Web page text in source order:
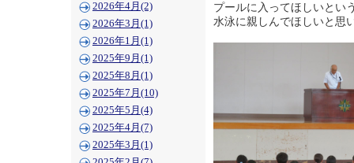
2026年4月(2)
2026年3月(1)
2026年1月(1)
2025年9月(1)
2025年8月(1)
2025年7月(10)
2025年5月(4)
2025年4月(7)
2025年3月(1)
プールに入ってほしいとい
水泳に親しんでほしいと思